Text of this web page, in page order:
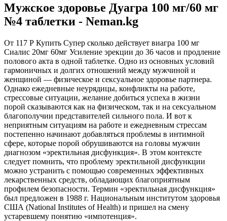
Мужское здоровье Дуагра 100 мг/60 мг
№4 таблетки - Neman.kg
От 117 Р Купить Супер сколько действует виагра 100 мг
Сиалис 20мг 60мг Усиление эрекции до 36 часов и продление
полового акта в одной таблетке. Одно из основных условий
гармоничных и долгих отношений между мужчиной и
женщиной — физическое и сексуальное здоровье партнера.
Однако ежедневные неурядицы, конфликты на работе,
стрессовые ситуации, желание добиться успеха в жизни
порой сказываются как на физическом, так и на сексуальном
благополучии представителей сильного пола. И вот к
неприятным ситуациям на работе и ежедневным стрессам
постепенно начинают добавляться проблемы в интимной
сфере, которые порой обрушиваются на головы мужчин
диагнозом «эректильная дисфункция». В этом контексте
следует помнить, что проблему эректильной дисфункции
можно устранить с помощью современных эффективных
лекарственных средств, обладающих благоприятным
профилем безопасности. Термин «эректильная дисфункция»
был предложен в 1988 г. Национальным институтом здоровья
США (National Institutes of Health) и пришел на смену
устаревшему понятию «импотенция».